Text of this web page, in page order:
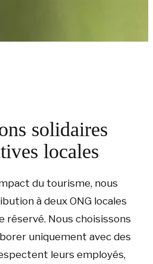
solidaires
locales
du tourisme, nous
à deux ONG locales
réservé. Nous choisissons
uniquement avec des
leurs employés,